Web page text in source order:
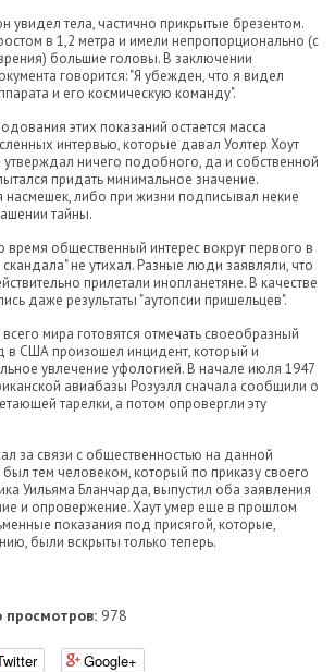
увидел тела, частично прикрытые брезентом.
в 1,2 метра и имели непропорционально (с
большие головы. В заключении
говорится: "Я убежден, что я видел
и его космическую команду".
этих показаний остается масса
интервью, которые давал Уолтер Хоут
ничего подобного, да и собственной
придать минимальное значение.
либо при жизни подписывал некие
тайны.
время общественный интерес вокруг первого в
не утихал. Разные люди заявляли, что
прилетали инопланетяне. В качестве
даже результаты "аутопсии пришельцев".
мира готовятся отмечать своеобразный
в США произошел инцидент, который и
увлечение уфологией. В начале июля 1947
авиабазы Розуэлл сначала сообщили о
тарелки, а потом опровергли эту
за связи с общественностью на данной
тем человеком, который по приказу своего
Уильяма Бланчарда, выпустил оба заявления
и опровержение. Хаут умер еще в прошлом
показания под присягой, которые,
были вскрыты только теперь.
978
Google+